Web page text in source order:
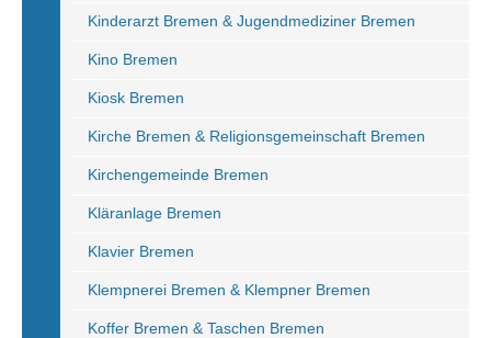
Kinderarzt Bremen & Jugendmediziner Bremen
Kino Bremen
Kiosk Bremen
Kirche Bremen & Religionsgemeinschaft Bremen
Kirchengemeinde Bremen
Kläranlage Bremen
Klavier Bremen
Klempnerei Bremen & Klempner Bremen
Koffer Bremen & Taschen Bremen